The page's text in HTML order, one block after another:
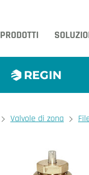
PRODOTTI
Valvole di zona